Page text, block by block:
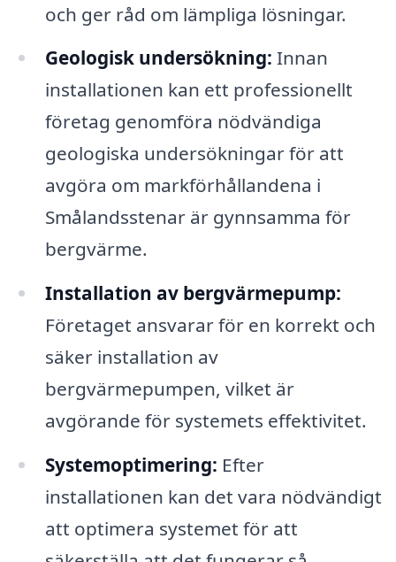
och ger råd om lämpliga lösningar.
Geologisk undersökning: Innan
installationen kan ett professionellt
företag genomföra nödvändiga
geologiska undersökningar för att
avgöra om markförhållandena i
Smålandsstenar är gynnsamma för
bergvärme.
Installation av bergvärmepump:
Företaget ansvarar för en korrekt och
säker installation av
bergvärmepumpen, vilket är
avgörande för systemets effektivitet.
Systemoptimering: Efter
installationen kan det vara nödvändigt
att optimera systemet för att